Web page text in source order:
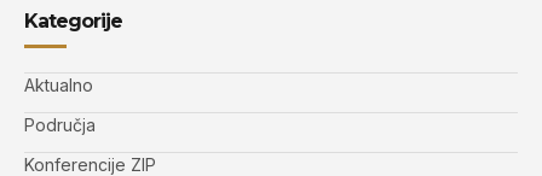
Kategorije
Aktualno
Područja
Konferencije ZIP